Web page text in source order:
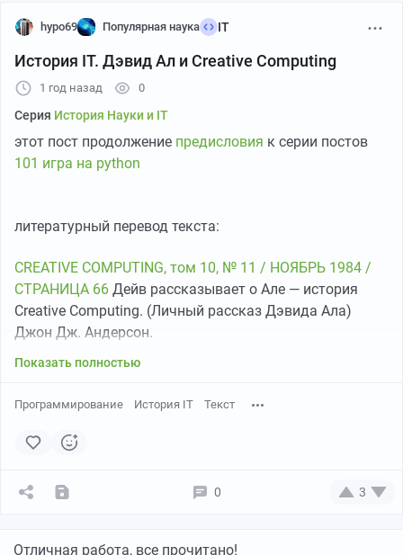
Простые программы (для начинающих)
- Используются базовые конструкции: `print`, `input`,
`if`, `for`, `while`.
- Простые математические операции.
Hello– Игра приветствие. Программа выводит
Ask Gemini– Задай вопрос модели Gemini
Anagram– Модель ИИ составляет анаграмы
Banner– Создание текстового баннера. Пользователь
больших букв.
Calendar – Вывод календаря. Программа выводит
hypo69 Популярная наука IT
История IT. Дэвид Ал и Creative Computing
1 год назад 0
Серия История Науки и IT
этот пост продолжение предисловия к серии постов
101 игра на python
литературный перевод текста:
CREATIVE COMPUTING, том 10, № 11 / НОЯБРЬ 1984 /
СТРАНИЦА 66 Дейв рассказывает о Але — история
Creative Computing. (Личный рассказ Дэвида Ала)
Джон Дж. Андерсон.
Показать полностью
Программирование История IT Текст
0 3
Отличная работа, все прочитано!